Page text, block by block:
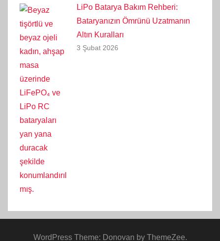
LiPo Batarya Bakım Rehberi:
Bataryanızın Ömrünü Uzatmanın
Altın Kuralları
3 Şubat 2026
WordPress Theme: Donovan by ThemeZee.